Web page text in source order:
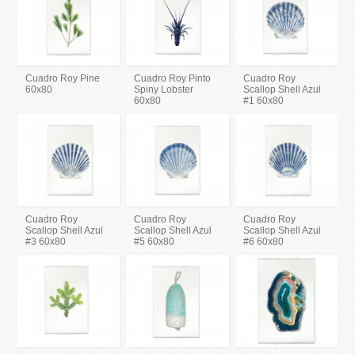
Cuadro Roy Pine
60x80
Cuadro Roy Pinto
Spiny Lobster
60x80
Cuadro Roy
Scallop Shell Azul
#1 60x80
Cuadro Roy
Scallop Shell Azul
#3 60x80
Cuadro Roy
Scallop Shell Azul
#5 60x80
Cuadro Roy
Scallop Shell Azul
#6 60x80